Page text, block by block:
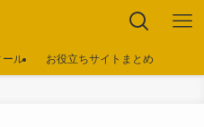
ール お役立ちサイトまとめ